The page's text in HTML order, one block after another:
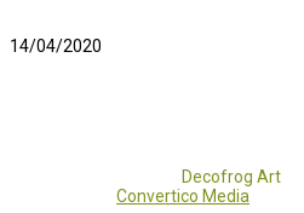
14/04/2020
Decofrog Art
Convertico Media